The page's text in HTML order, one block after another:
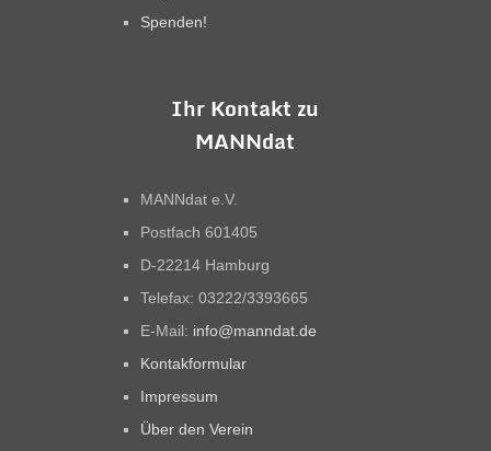
Spenden!
Ihr Kontakt zu
MANNdat
MANNdat e.V.
Postfach 601405
D-22214 Hamburg
Telefax: 03222/3393665
E-Mail: info@manndat.de
Kontakformular
Impressum
Über den Verein